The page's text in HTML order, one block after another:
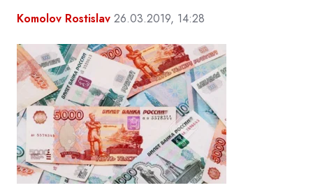
Komolov Rostislav 26.03.2019, 14:28